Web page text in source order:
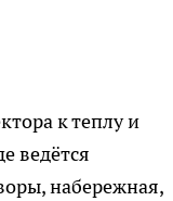
к теплу и
ведётся
набережная,